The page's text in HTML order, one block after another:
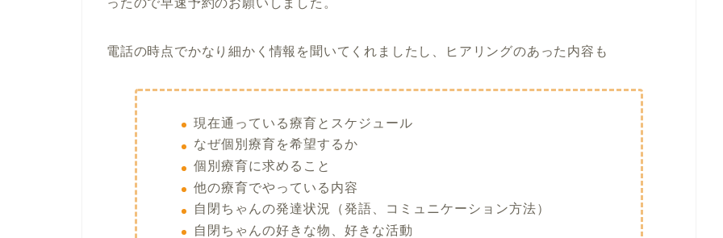
電話の時点でかなり細かく情報を聞いてくれましたし、ヒアリングのあった内容も
現在通っている療育とスケジュール
なぜ個別療育を希望するか
個別療育に求めること
他の療育でやっている内容
自閉ちゃんの発達状況（発語、コミュニケーション方法）
自閉ちゃんの好きな物、好きな活動